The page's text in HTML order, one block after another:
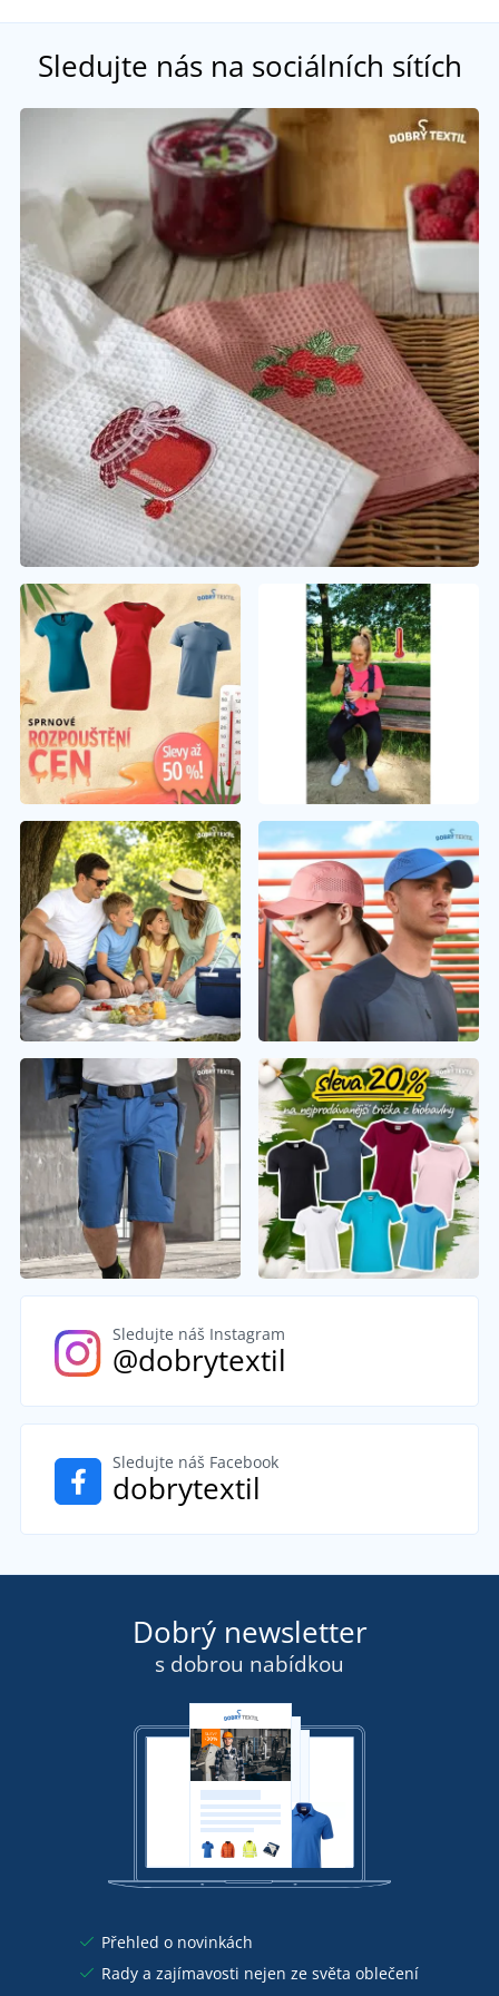
Sledujte nás na sociálních sítích
Sledujte náš Instagram
@dobrytextil
Sledujte náš Facebook
dobrytextil
Dobrý newsletter
s dobrou nabídkou
Přehled o novinkách
Rady a zajímavosti nejen ze světa oblečení